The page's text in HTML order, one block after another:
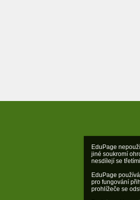
EduPage
jiné soukromí
nesdílejí se
EduPage
pro fungování
prohlížeče se